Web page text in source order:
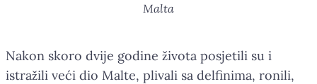
Malta
Nakon skoro dvije godine života posjetili su i
istražili veći dio Malte, plivali sa delfinima, ronili,